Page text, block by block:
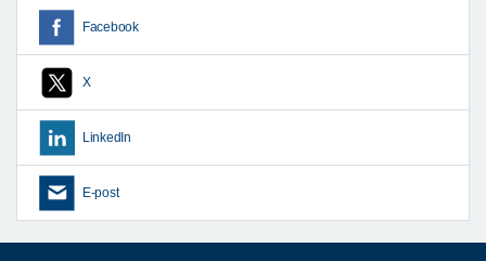
Facebook
X
LinkedIn
E-post